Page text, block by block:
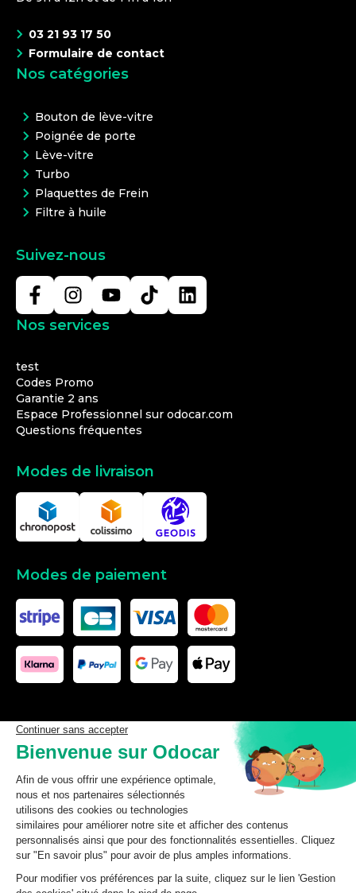
03 21 93 17 50
Formulaire de contact
Nos catégories
Bouton de lève-vitre
Poignée de porte
Lève-vitre
Turbo
Plaquettes de Frein
Filtre à huile
Suivez-nous
Nos services
test
Codes Promo
Garantie 2 ans
Espace Professionnel sur odocar.com
Questions fréquentes
Modes de livraison
Modes de paiement
Les données affichées ici, particulièrement la base de donnée
complète, ne doivent pas être copiées. Il est interdit d’exploiter les
données ou la base de données complète, de laisser un tiers les
exploiter, ni de les rendre accessible à un tiers, sans accord
préalable de TecDoc. Toute infraction constitue une violation des
droits d’auteur et fera l’objet de poursuites.
odocar2026©
CGV Particuliers
CGV Professionnels